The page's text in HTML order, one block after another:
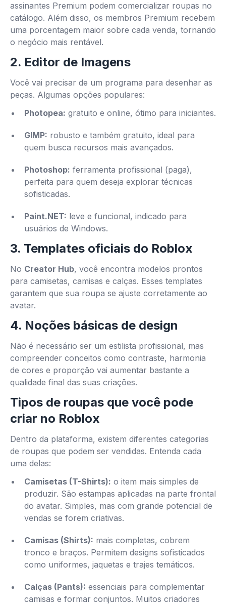
assinantes Premium podem comercializar roupas no
catálogo. Além disso, os membros Premium recebem
uma porcentagem maior sobre cada venda, tornando
o negócio mais rentável.
2. Editor de Imagens
Você vai precisar de um programa para desenhar as
peças. Algumas opções populares:
Photopea: gratuito e online, ótimo para iniciantes.
GIMP: robusto e também gratuito, ideal para
quem busca recursos mais avançados.
Photoshop: ferramenta profissional (paga),
perfeita para quem deseja explorar técnicas
sofisticadas.
Paint.NET: leve e funcional, indicado para
usuários de Windows.
3. Templates oficiais do Roblox
No Creator Hub, você encontra modelos prontos
para camisetas, camisas e calças. Esses templates
garantem que sua roupa se ajuste corretamente ao
avatar.
4. Noções básicas de design
Não é necessário ser um estilista profissional, mas
compreender conceitos como contraste, harmonia
de cores e proporção vai aumentar bastante a
qualidade final das suas criações.
Tipos de roupas que você pode
criar no Roblox
Dentro da plataforma, existem diferentes categorias
de roupas que podem ser vendidas. Entenda cada
uma delas:
Camisetas (T-Shirts): o item mais simples de
produzir. São estampas aplicadas na parte frontal
do avatar. Simples, mas com grande potencial de
vendas se forem criativas.
Camisas (Shirts): mais completas, cobrem
tronco e braços. Permitem designs sofisticados
como uniformes, jaquetas e trajes temáticos.
Calças (Pants): essenciais para complementar
camisas e formar conjuntos. Muitos criadores